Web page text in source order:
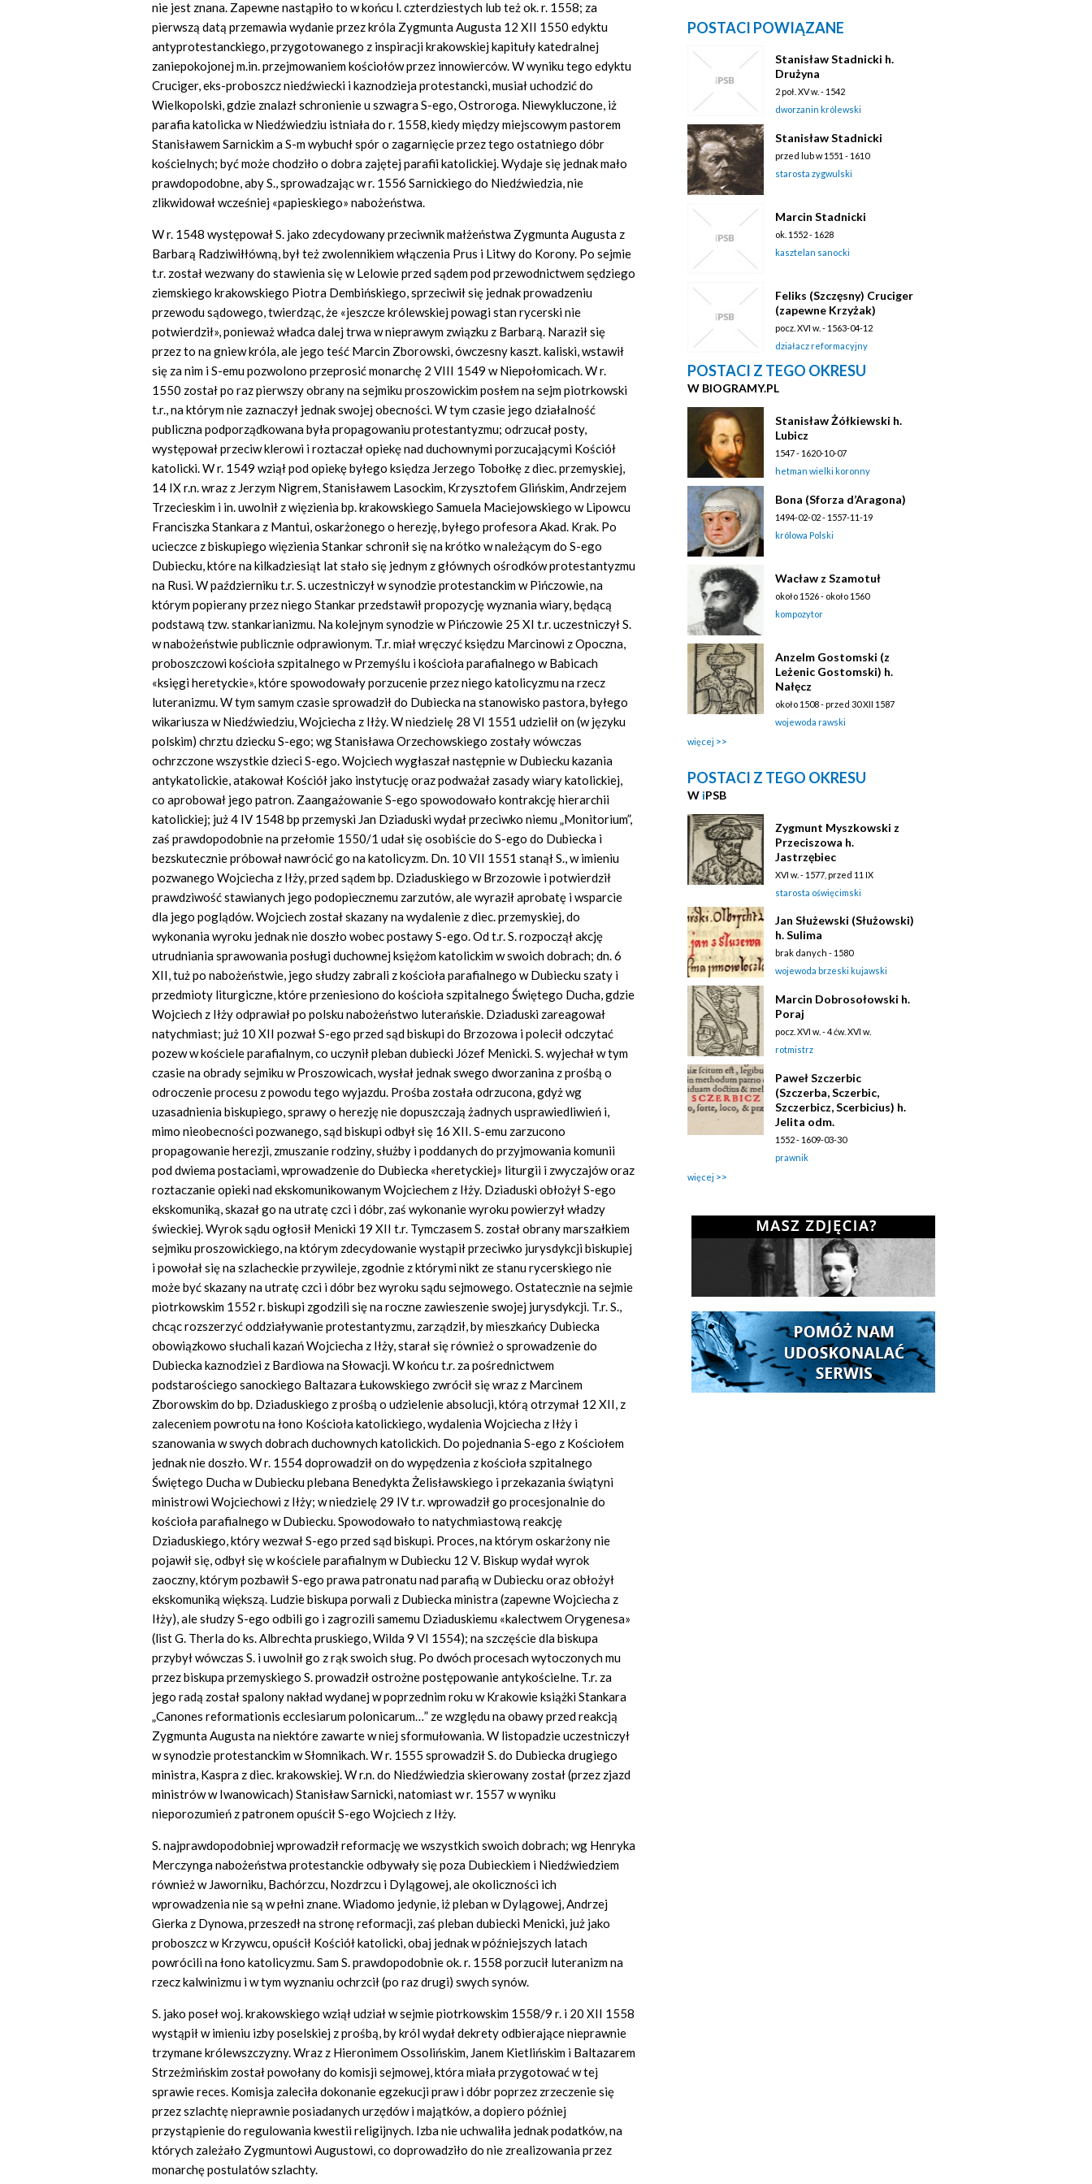
nie jest znana. Zapewne nastąpiło to w końcu l. czterdziestych lub też ok. r. 1558; za
pierwszą datą przemawia wydanie przez króla Zygmunta Augusta 12 XII 1550 edyktu
antyprotestanckiego, przygotowanego z inspiracji krakowskiej kapituły katedralnej
zaniepokojonej m.in. przejmowaniem kościołów przez innowierców. W wyniku tego edyktu
Cruciger, eks-proboszcz niedźwiecki i kaznodzieja protestancki, musiał uchodzić do
Wielkopolski, gdzie znalazł schronienie u szwagra S-ego, Ostroroga. Niewykluczone, iż
parafia katolicka w Niedźwiedziu istniała do r. 1558, kiedy między miejscowym pastorem
Stanisławem Sarnickim a S-m wybuchł spór o zagarnięcie przez tego ostatniego dóbr
kościelnych; być może chodziło o dobra zajętej parafii katolickiej. Wydaje się jednak mało
prawdopodobne, aby S., sprowadzając w r. 1556 Sarnickiego do Niedźwiedzia, nie
zlikwidował wcześniej «papieskiego» nabożeństwa.
W r. 1548 występował S. jako zdecydowany przeciwnik małżeństwa Zygmunta Augusta z
Barbarą Radziwiłłówną, był też zwolennikiem włączenia Prus i Litwy do Korony. Po sejmie
t.r. został wezwany do stawienia się w Lelowie przed sądem pod przewodnictwem sędziego
ziemskiego krakowskiego Piotra Dembińskiego, sprzeciwił się jednak prowadzeniu
przewodu sądowego, twierdząc, że «jeszcze królewskiej powagi stan rycerski nie
potwierdził», ponieważ władca dalej trwa w nieprawym związku z Barbarą. Naraził się
przez to na gniew króla, ale jego teść Marcin Zborowski, ówczesny kaszt. kaliski, wstawił
się za nim i S-emu pozwolono przeprosić monarchę 2 VIII 1549 w Niepołomicach. W r.
1550 został po raz pierwszy obrany na sejmiku proszowickim posłem na sejm piotrkowski
t.r., na którym nie zaznaczył jednak swojej obecności. W tym czasie jego działalność
publiczna podporządkowana była propagowaniu protestantyzmu; odrzucał posty,
występował przeciw klerowi i roztaczał opiekę nad duchownymi porzucającymi Kościół
katolicki. W r. 1549 wziął pod opiekę byłego księdza Jerzego Tobołkę z diec. przemyskiej,
14 IX r.n. wraz z Jerzym Nigrem, Stanisławem Lasockim, Krzysztofem Glińskim, Andrzejem
Trzecieskim i in. uwolnił z więzienia bp. krakowskiego Samuela Maciejowskiego w Lipowcu
Franciszka Stankara z Mantui, oskarżonego o herezję, byłego profesora Akad. Krak. Po
ucieczce z biskupiego więzienia Stankar schronił się na krótko w należącym do S-ego
Dubiecku, które na kilkadziesiąt lat stało się jednym z głównych ośrodków protestantyzmu
na Rusi. W październiku t.r. S. uczestniczył w synodzie protestanckim w Pińczowie, na
którym popierany przez niego Stankar przedstawił propozycję wyznania wiary, będącą
podstawą tzw. stankarianizmu. Na kolejnym synodzie w Pińczowie 25 XI t.r. uczestniczył S.
w nabożeństwie publicznie odprawionym. T.r. miał wręczyć księdzu Marcinowi z Opoczna,
proboszczowi kościoła szpitalnego w Przemyślu i kościoła parafialnego w Babicach
«księgi heretyckie», które spowodowały porzucenie przez niego katolicyzmu na rzecz
luteranizmu. W tym samym czasie sprowadził do Dubiecka na stanowisko pastora, byłego
wikariusza w Niedźwiedziu, Wojciecha z Iłży. W niedzielę 28 VI 1551 udzielił on (w języku
polskim) chrztu dziecku S-ego; wg Stanisława Orzechowskiego zostały wówczas
ochrzczone wszystkie dzieci S-ego. Wojciech wygłaszał następnie w Dubiecku kazania
antykatolickie, atakował Kościół jako instytucję oraz podważał zasady wiary katolickiej,
co aprobował jego patron. Zaangażowanie S-ego spowodowało kontrakcję hierarchii
katolickiej; już 4 IV 1548 bp przemyski Jan Dziaduski wydał przeciwko niemu „Monitorium”,
zaś prawdopodobnie na przełomie 1550/1 udał się osobiście do S-ego do Dubiecka i
bezskutecznie próbował nawrócić go na katolicyzm. Dn. 10 VII 1551 stanął S., w imieniu
pozwanego Wojciecha z Iłży, przed sądem bp. Dziaduskiego w Brzozowie i potwierdził
prawdziwość stawianych jego podopiecznemu zarzutów, ale wyraził aprobatę i wsparcie
dla jego poglądów. Wojciech został skazany na wydalenie z diec. przemyskiej, do
wykonania wyroku jednak nie doszło wobec postawy S-ego. Od t.r. S. rozpoczął akcję
utrudniania sprawowania posługi duchownej księżom katolickim w swoich dobrach; dn. 6
XII, tuż po nabożeństwie, jego słudzy zabrali z kościoła parafialnego w Dubiecku szaty i
przedmioty liturgiczne, które przeniesiono do kościoła szpitalnego Świętego Ducha, gdzie
Wojciech z Iłży odprawiał po polsku nabożeństwo luterańskie. Dziaduski zareagował
natychmiast; już 10 XII pozwał S-ego przed sąd biskupi do Brzozowa i polecił odczytać
pozew w kościele parafialnym, co uczynił pleban dubiecki Józef Menicki. S. wyjechał w tym
czasie na obrady sejmiku w Proszowicach, wysłał jednak swego dworzanina z prośbą o
odroczenie procesu z powodu tego wyjazdu. Prośba została odrzucona, gdyż wg
uzasadnienia biskupiego, sprawy o herezję nie dopuszczają żadnych usprawiedliwień i,
mimo nieobecności pozwanego, sąd biskupi odbył się 16 XII. S-emu zarzucono
propagowanie herezji, zmuszanie rodziny, służby i poddanych do przyjmowania komunii
pod dwiema postaciami, wprowadzenie do Dubiecka «heretyckiej» liturgii i zwyczajów oraz
roztaczanie opieki nad ekskomunikowanym Wojciechem z Iłży. Dziaduski obłożył S-ego
ekskomuniką, skazał go na utratę czci i dóbr, zaś wykonanie wyroku powierzył władzy
świeckiej. Wyrok sądu ogłosił Menicki 19 XII t.r. Tymczasem S. został obrany marszałkiem
sejmiku proszowickiego, na którym zdecydowanie wystąpił przeciwko jurysdykcji biskupiej
i powołał się na szlacheckie przywileje, zgodnie z którymi nikt ze stanu rycerskiego nie
może być skazany na utratę czci i dóbr bez wyroku sądu sejmowego. Ostatecznie na sejmie
piotrkowskim 1552 r. biskupi zgodzili się na roczne zawieszenie swojej jurysdykcji. T.r. S.,
chcąc rozszerzyć oddziaływanie protestantyzmu, zarządził, by mieszkańcy Dubiecka
obowiązkowo słuchali kazań Wojciecha z Iłży, starał się również o sprowadzenie do
Dubiecka kaznodziei z Bardiowa na Słowacji. W końcu t.r. za pośrednictwem
podstarościego sanockiego Baltazara Łukowskiego zwrócił się wraz z Marcinem
Zborowskim do bp. Dziaduskiego z prośbą o udzielenie absolucji, którą otrzymał 12 XII, z
zaleceniem powrotu na łono Kościoła katolickiego, wydalenia Wojciecha z Iłży i
szanowania w swych dobrach duchownych katolickich. Do pojednania S-ego z Kościołem
jednak nie doszło. W r. 1554 doprowadził on do wypędzenia z kościoła szpitalnego
Świętego Ducha w Dubiecku plebana Benedykta Żelisławskiego i przekazania świątyni
ministrowi Wojciechowi z Iłży; w niedzielę 29 IV t.r. wprowadził go procesjonalnie do
kościoła parafialnego w Dubiecku. Spowodowało to natychmiastową reakcję
Dziaduskiego, który wezwał S-ego przed sąd biskupi. Proces, na którym oskarżony nie
pojawił się, odbył się w kościele parafialnym w Dubiecku 12 V. Biskup wydał wyrok
zaoczny, którym pozbawił S-ego prawa patronatu nad parafią w Dubiecku oraz obłożył
ekskomuniką większą. Ludzie biskupa porwali z Dubiecka ministra (zapewne Wojciecha z
Iłży), ale słudzy S-ego odbili go i zagrozili samemu Dziaduskiemu «kalectwem Orygenesa»
(list G. Therla do ks. Albrechta pruskiego, Wilda 9 VI 1554); na szczęście dla biskupa
przybył wówczas S. i uwolnił go z rąk swoich sług. Po dwóch procesach wytoczonych mu
przez biskupa przemyskiego S. prowadził ostrożne postępowanie antykościelne. T.r. za
jego radą został spalony nakład wydanej w poprzednim roku w Krakowie książki Stankara
„Canones reformationis ecclesiarum polonicarum…” ze względu na obawy przed reakcją
Zygmunta Augusta na niektóre zawarte w niej sformułowania. W listopadzie uczestniczył
w synodzie protestanckim w Słomnikach. W r. 1555 sprowadził S. do Dubiecka drugiego
ministra, Kaspra z diec. krakowskiej. W r.n. do Niedźwiedzia skierowany został (przez zjazd
ministrów w Iwanowicach) Stanisław Sarnicki, natomiast w r. 1557 w wyniku
nieporozumień z patronem opuścił S-ego Wojciech z Iłży.
S. najprawdopodobniej wprowadził reformację we wszystkich swoich dobrach; wg Henryka
Merczynga nabożeństwa protestanckie odbywały się poza Dubieckiem i Niedźwiedziem
również w Jaworniku, Bachórzcu, Nozdrzcu i Dylągowej, ale okoliczności ich
wprowadzenia nie są w pełni znane. Wiadomo jedynie, iż pleban w Dylągowej, Andrzej
Gierka z Dynowa, przeszedł na stronę reformacji, zaś pleban dubiecki Menicki, już jako
proboszcz w Krzywcu, opuścił Kościół katolicki, obaj jednak w późniejszych latach
powrócili na łono katolicyzmu. Sam S. prawdopodobnie ok. r. 1558 porzucił luteranizm na
rzecz kalwinizmu i w tym wyznaniu ochrzcił (po raz drugi) swych synów.
S. jako poseł woj. krakowskiego wziął udział w sejmie piotrkowskim 1558/9 r. i 20 XII 1558
wystąpił w imieniu izby poselskiej z prośbą, by król wydał dekrety odbierające nieprawnie
trzymane królewszczyzny. Wraz z Hieronimem Ossolińskim, Janem Kietlińskim i Baltazarem
Strzeżmińskim został powołany do komisji sejmowej, która miała przygotować w tej
sprawie reces. Komisja zaleciła dokonanie egzekucji praw i dóbr poprzez zrzeczenie się
przez szlachtę nieprawnie posiadanych urzędów i majątków, a dopiero później
przystąpienie do regulowania kwestii religijnych. Izba nie uchwaliła jednak podatków, na
których zależało Zygmuntowi Augustowi, co doprowadziło do nie zrealizowania przez
monarchę postulatów szlachty.
POSTACI POWIĄZANE
Stanisław Stadnicki h.
Drużyna
2 poł. XV w. - 1542
dworzanin królewski
Stanisław Stadnicki
przed lub w 1551 - 1610
starosta zygwulski
Marcin Stadnicki
ok. 1552 - 1628
kasztelan sanocki
Feliks (Szczęsny) Cruciger
(zapewne Krzyżak)
pocz. XVI w. - 1563-04-12
działacz reformacyjny
POSTACI Z TEGO OKRESU
W BIOGRAMY.PL
Stanisław Żółkiewski h.
Lubicz
1547 - 1620-10-07
hetman wielki koronny
Bona (Sforza d’Aragona)
1494-02-02 - 1557-11-19
królowa Polski
Wacław z Szamotuł
około 1526 - około 1560
kompozytor
Anzelm Gostomski (z
Leżenic Gostomski) h.
Nałęcz
około 1508 - przed 30 XII 1587
wojewoda rawski
więcej
POSTACI Z TEGO OKRESU
W iPSB
Zygmunt Myszkowski z
Przeciszowa h.
Jastrzębiec
XVI w. - 1577, przed 11 IX
starosta oświęcimski
Jan Służewski (Służowski)
h. Sulima
brak danych - 1580
wojewoda brzeski kujawski
Marcin Dobrosołowski h.
Poraj
pocz. XVI w. - 4 ćw. XVI w.
rotmistrz
Paweł Szczerbic
(Szczerba, Sczerbic,
Szczerbicz, Scerbicius) h.
Jelita odm.
1552 - 1609-03-30
prawnik
więcej